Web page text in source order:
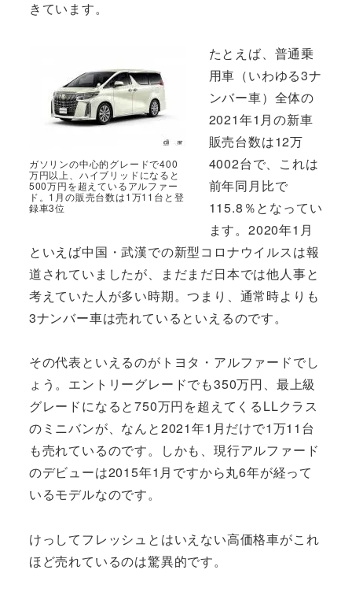
きています。
ガソリンの中心的グレードで400
万円以上、ハイブリッドになると
500万円を超えているアルファー
ド。1月の販売台数は1万11台と登
録車3位
たとえば、普通乗
用車（いわゆる3ナ
ンバー車）全体の
2021年1月の新車
販売台数は12万
4002台で、これは
前年同月比で
115.8％となってい
ます。2020年1月
といえば中国・武漢での新型コロナウイルスは報
道されていましたが、まだまだ日本では他人事と
考えていた人が多い時期。つまり、通常時よりも
3ナンバー車は売れているといえるのです。
その代表といえるのがトヨタ・アルファードでし
ょう。エントリーグレードでも350万円、最上級
グレードになると750万円を超えてくるLLクラス
のミニバンが、なんと2021年1月だけで1万11台
も売れているのです。しかも、現行アルファード
のデビューは2015年1月ですから丸6年が経って
いるモデルなのです。
けっしてフレッシュとはいえない高価格車がこれ
ほど売れているのは驚異的です。